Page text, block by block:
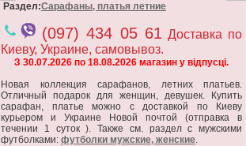
Раздел:Сарафаны, платья летние
(097) 434 05 61 Доставка по
Киеву, Украине, самовывоз.
З 30.07.2026 по 18.08.2026 магазин у відпусці.
Новая коллекция сарафанов, летних платьев.
Отличный подарок для женщин, девушек. Купить
сарафан, платье можно с доставкой по Киеву
курьером и Украине Новой почтой (отправка в
течении 1 суток ). Также см. раздел с мужскими
футболками: футболки мужские, женские.